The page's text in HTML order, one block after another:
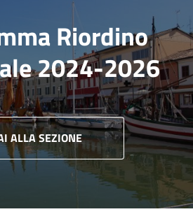
Riordino
2024-2026
ALLA SEZIONE